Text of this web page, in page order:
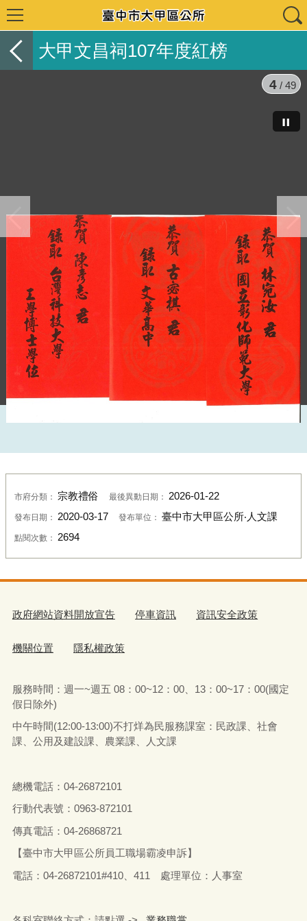
大甲文昌祠107年度紅榜
紅榜0020
5 / 49
市府分類： 宗教禮俗 最後異動日期： 2026-01-22
發布日期： 2020-03-17 發布單位： 臺中市大甲區公所‧人文課
點閱次數： 2694
政府網站資料開放宣告 停車資訊 資訊安全政策
機關位置 隱私權政策
服務時間：週一~週五 08：00~12：00、13：00~17：00(國定
假日除外)
中午時間(12:00-13:00)不打烊為民服務課室：民政課、社會
課、公用及建設課、農業課、人文課
總機電話：04-26872101
行動代表號：0963-872101
傳真電話：04-26868721
【臺中市大甲區公所員工職場霸凌申訴】
電話：04-26872101#410、411 處理單位：人事室